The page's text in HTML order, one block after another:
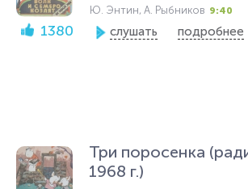
1380
Ю. Энтин, А. Рыбников 9:40
слушать подробнее
Три поросенка
1968 г.)